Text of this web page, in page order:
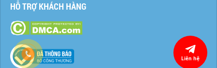
HỖ TRỢ KHÁCH HÀNG
Liên hệ